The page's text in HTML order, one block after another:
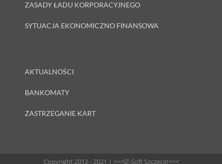
ZASADY ŁADU KORPORACYJNEGO
SYTUACJA EKONOMICZNO FINANSOWA
AKTUALNOŚCI
BANKOMATY
ZASTRZEGANIE KART
Copyright 2012 - 2021 | >>>JZ-Soft Szczecin<<<